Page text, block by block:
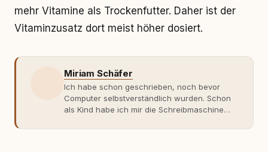
mehr Vitamine als Trockenfutter. Daher ist der
Vitaminzusatz dort meist höher dosiert.
Miriam Schäfer
Ich habe schon geschrieben, noch bevor
Computer selbstverständlich wurden. Schon
als Kind habe ich mir die Schreibmaschine
getippt: Geschichten, Beobachtungen,